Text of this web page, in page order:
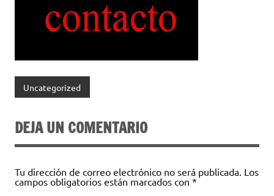
Uncategorized
DEJA UN COMENTARIO
Tu dirección de correo electrónico no será publicada. Los
campos obligatorios están marcados con *